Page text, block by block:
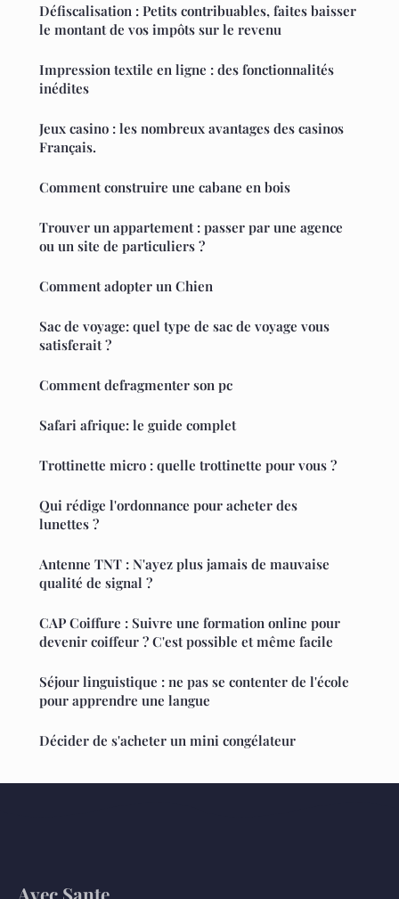
Défiscalisation : Petits contribuables, faites baisser
le montant de vos impôts sur le revenu
Impression textile en ligne : des fonctionnalités
inédites
Jeux casino : les nombreux avantages des casinos
Français.
Comment construire une cabane en bois
Trouver un appartement : passer par une agence
ou un site de particuliers ?
Comment adopter un Chien
Sac de voyage: quel type de sac de voyage vous
satisferait ?
Comment defragmenter son pc
Safari afrique: le guide complet
Trottinette micro : quelle trottinette pour vous ?
Qui rédige l'ordonnance pour acheter des
lunettes ?
Antenne TNT : N'ayez plus jamais de mauvaise
qualité de signal ?
CAP Coiffure : Suivre une formation online pour
devenir coiffeur ? C'est possible et même facile
Séjour linguistique : ne pas se contenter de l'école
pour apprendre une langue
Décider de s'acheter un mini congélateur
Avec Sante